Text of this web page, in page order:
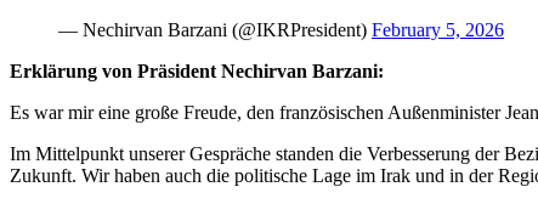
— Nechirvan Barzani (@IKRPresident) February 5, 2026
Erklärung von Präsident Nechirvan Barzani:
Es war mir eine große Freude, den französischen Außenminister
Im Mittelpunkt unserer Gespräche standen die Verbesserung der
Zukunft. Wir haben auch die politische Lage im Irak und in der